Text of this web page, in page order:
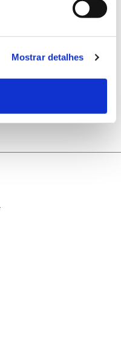
Mostrar detalhes
jovens voluntários